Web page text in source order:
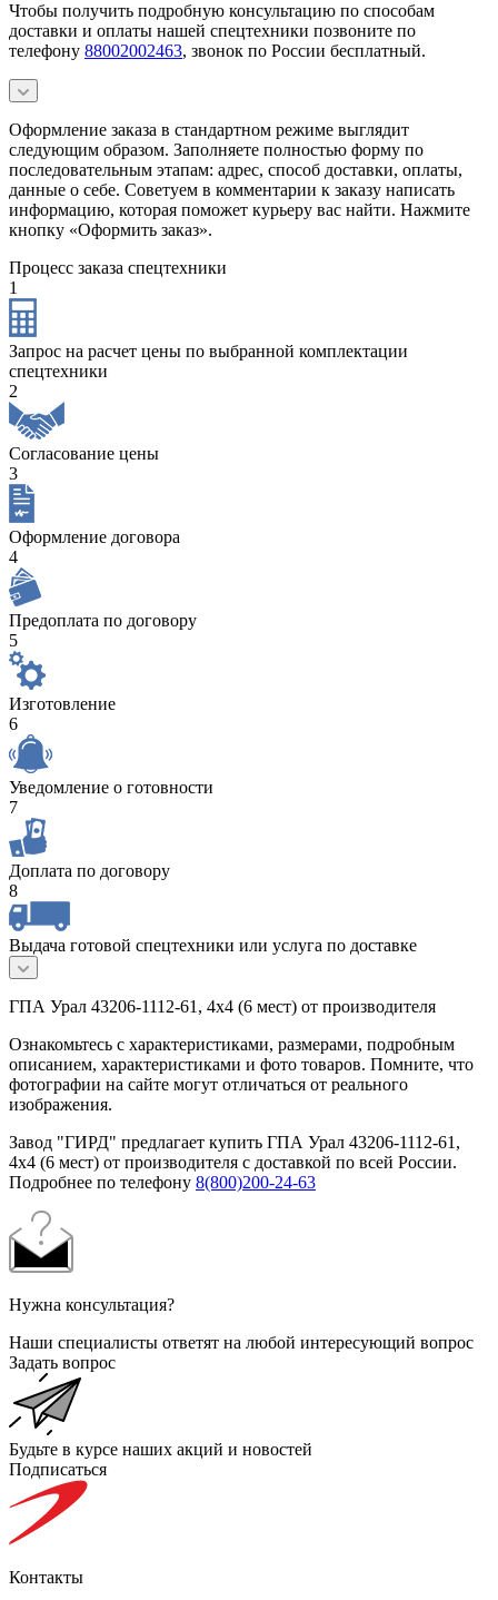
Чтобы получить подробную консультацию по способам
доставки и оплаты нашей спецтехники позвоните по
телефону 88002002463, звонок по России бесплатный.
Оформление заказа в стандартном режиме выглядит
следующим образом. Заполняете полностью форму по
последовательным этапам: адрес, способ доставки, оплаты,
данные о себе. Советуем в комментарии к заказу написать
информацию, которая поможет курьеру вас найти. Нажмите
кнопку «Оформить заказ».
Процесс заказа спецтехники
1
Запрос на расчет цены по выбранной комплектации
спецтехники
2
Согласование цены
3
Оформление договора
4
Предоплата по договору
5
Изготовление
6
Уведомление о готовности
7
Доплата по договору
8
Выдача готовой спецтехники или услуга по доставке
ГПА Урал 43206-1112-61, 4х4 (6 мест) от производителя
Ознакомьтесь с характеристиками, размерами, подробным
описанием, характеристиками и фото товаров. Помните, что
фотографии на сайте могут отличаться от реального
изображения.
Завод "ГИРД" предлагает купить ГПА Урал 43206-1112-61,
4х4 (6 мест) от производителя с доставкой по всей России.
Подробнее по телефону 8(800)200-24-63
Нужна консультация?
Наши специалисты ответят на любой интересующий вопрос
Задать вопрос
Будьте в курсе наших акций и новостей
Подписаться
Контакты